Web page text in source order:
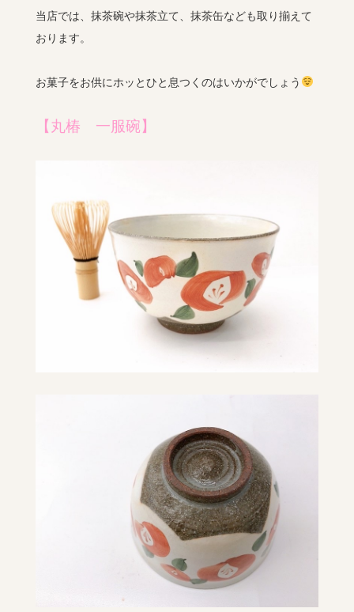
当店では、抹茶碗や抹茶立て、抹茶缶なども取り揃えて
おります。
お菓子をお供にホッとひと息つくのはいかがでしょう
【丸椿 一服碗】